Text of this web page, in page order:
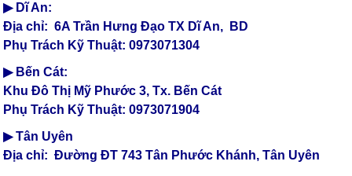
▶ Dĩ An:
Địa chỉ: 6A Trần Hưng Đạo TX Dĩ An, BD
Phụ Trách Kỹ Thuật: 0973071304
▶ Bến Cát:
Khu Đô Thị Mỹ Phước 3, Tx. Bến Cát
Phụ Trách Kỹ Thuật: 0973071904
▶ Tân Uyên
Địa chỉ: Đường ĐT 743 Tân Phước Khánh, Tân Uyên